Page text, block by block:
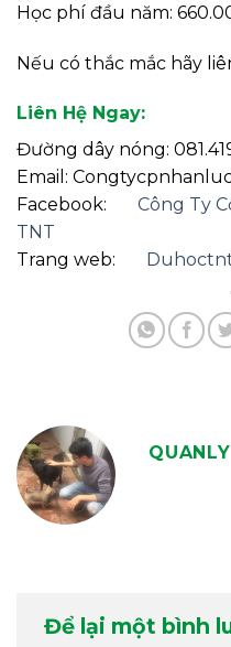
Học phí đầu năm:
Nếu có thắc mắc hãy
Liên Hệ Ngay:
Đường dây nóng:
Email:
Facebook: Công Ty
TNT
Trang web:
QUANLY
Để lại một bình